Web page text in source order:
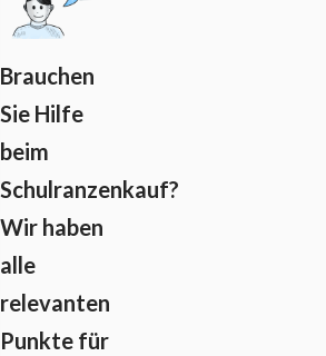
Brauchen
Sie Hilfe
beim
Schulranzenkauf?
Wir haben
alle
relevanten
Punkte für